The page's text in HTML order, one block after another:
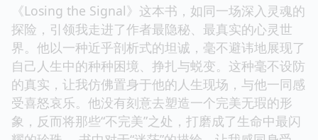
《Losing the Signal》这本书，如同一场深入灵魂的
探险，引领我走进了作者最隐秘、最真实的心灵世
界。他以一种近乎剖析式的坦诚，毫不避讳地展现了
自己人生中的种种困境、挣扎与蜕变。这种毫不设防
的真实，让我仿佛置身于他的人生现场，与他一同感
受喜怒哀乐。他没有刻意去塑造一个完美无瑕的形
象，反而将那些“不完美”之处，打磨成了生命中最闪